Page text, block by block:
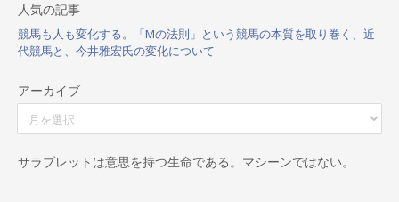
人気の記事
競馬も人も変化する。「Mの法則」という競馬の本質を取り巻く、近
代競馬と、今井雅宏氏の変化について
アーカイブ
イ
サラブレットは意思を持つ生命である。マシーンではない。